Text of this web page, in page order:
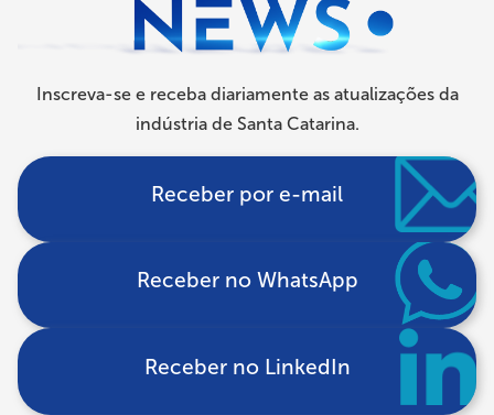
Inscreva-se e receba diariamente as atualizações da
indústria de Santa Catarina.
Receber por e-mail
Receber no WhatsApp
Receber no LinkedIn